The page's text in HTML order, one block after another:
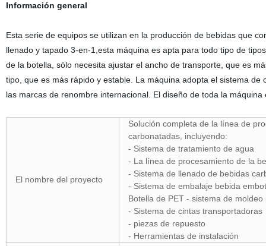
Información general
Esta serie de equipos se utilizan en la producción de bebidas que
llenado y tapado 3-en-1,esta máquina es apta para todo tipo de
de la botella, sólo necesita ajustar el ancho de transporte, que es
tipo, que es más rápido y estable. La máquina adopta el sistema
las marcas de renombre internacional. El diseño de toda la
El nombre del proyecto
Solución completa de la línea de
carbonatadas, incluyendo:
- Sistema de tratamiento de agua
- La línea de procesamiento de la
- Sistema de llenado de bebidas
- Sistema de embalaje bebida
Botella de PET - sistema de moldeo
- Sistema de cintas transportadoras
- piezas de repuesto
- Herramientas de instalación